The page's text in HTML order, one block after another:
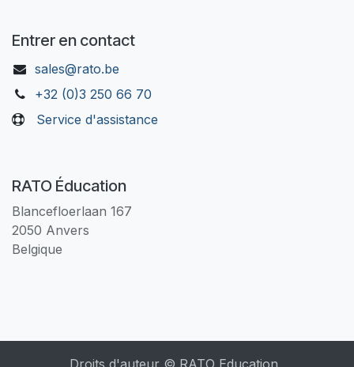
Entrer en contact
sales@rato.be
+32 (0)3 250 66 70
Service d'assistance
RATO Éducation
Blancefloerlaan 167
2050 Anvers
Belgique